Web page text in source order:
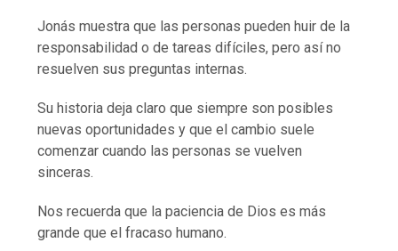
Jonás muestra que las personas pueden huir de la
responsabilidad o de tareas difíciles, pero así no
resuelven sus preguntas internas.
Su historia deja claro que siempre son posibles
nuevas oportunidades y que el cambio suele
comenzar cuando las personas se vuelven
sinceras.
Nos recuerda que la paciencia de Dios es más
grande que el fracaso humano.